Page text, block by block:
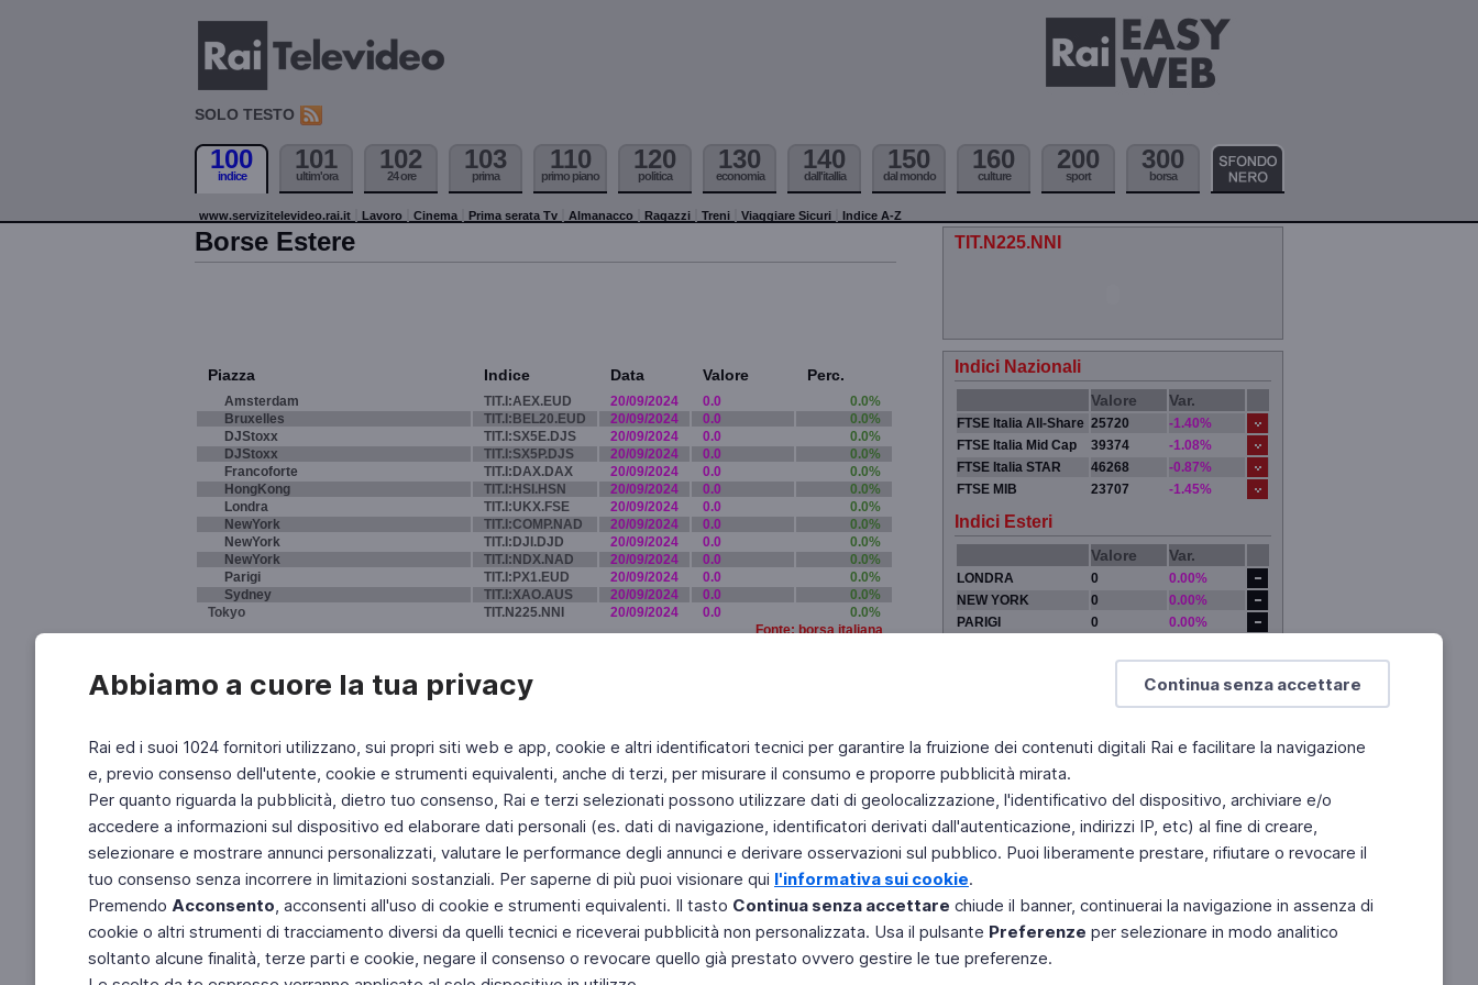
Continua senza accettare
Abbiamo a cuore la tua privacy
Rai ed i suoi 1024 fornitori utilizzano, sui propri siti web e app, cookie e altri identificatori tecnici per garantire la fruizione dei contenuti digitali Rai e facilitare la navigazione
e, previo consenso dell'utente, cookie e strumenti equivalenti, anche di terzi, per misurare il consumo e proporre pubblicità mirata.
Per quanto riguarda la pubblicità, dietro tuo consenso, Rai e terzi selezionati possono utilizzare dati di geolocalizzazione, l'identificativo del dispositivo, archiviare e/o
accedere a informazioni sul dispositivo ed elaborare dati personali (es. dati di navigazione, identificatori derivati dall'autenticazione, indirizzi IP, etc) al fine di creare,
selezionare e mostrare annunci personalizzati, valutare le performance degli annunci e derivare osservazioni sul pubblico. Puoi liberamente prestare, rifiutare o revocare il
tuo consenso senza incorrere in limitazioni sostanziali. Per saperne di più puoi visionare qui l'informativa sui cookie.
Premendo Acconsento, acconsenti all'uso di cookie e strumenti equivalenti. Il tasto Continua senza accettare chiude il banner, continuerai la navigazione in assenza di
cookie o altri strumenti di tracciamento diversi da quelli tecnici e riceverai pubblicità non personalizzata. Usa il pulsante Preferenze per selezionare in modo analitico
soltanto alcune finalità, terze parti e cookie, negare il consenso o revocare quello già prestato ovvero gestire le tue preferenze.
SOLO TESTO
100
indice
101
ultim'ora
102
24 ore
103
prima
110
primo piano
120
politica
130
economia
140
dall'itallia
150
dal mondo
160
culture
200
sport
300
borsa
www.servizitelevideo.rai.it Lavoro Cinema Prima serata Tv Almanacco Ragazzi Treni Viaggiare Sicuri Indice A-Z
Borse Estere
Piazza Indice Data Valore Perc.
Amsterdam TIT.I:AEX.EUD 20/09/2024 0.0
0.0%
Bruxelles
TIT.I:BEL20.EUD 20/09/2024 0.0
0.0%
DJStoxx
TIT.I:SX5E.DJS 20/09/2024 0.0
0.0%
DJStoxx
TIT.I:SX5P.DJS 20/09/2024 0.0
0.0%
Francoforte
TIT.I:DAX.DAX 20/09/2024 0.0
0.0%
HongKong
TIT.I:HSI.HSN 20/09/2024 0.0
0.0%
Londra
TIT.I:UKX.FSE 20/09/2024 0.0
0.0%
NewYork
TIT.I:COMP.NAD 20/09/2024 0.0
0.0%
NewYork
TIT.I:DJI.DJD 20/09/2024 0.0
0.0%
NewYork
TIT.I:NDX.NAD 20/09/2024 0.0
0.0%
Parigi
TIT.I:PX1.EUD 20/09/2024 0.0
0.0%
Sydney
TIT.I:XAO.AUS 20/09/2024 0.0
0.0%
Tokyo
TIT.N225.NNI 20/09/2024 0.0
0.0%
Fonte: borsa italiana
TIT.N225.NNI
Indici Nazionali
Valore Var.
FTSE Italia All-Share 25720
-1.40%
FTSE Italia Mid Cap
39374
-1.08%
FTSE Italia STAR
46268
-0.87%
FTSE MIB
23707 -1.45%
Indici Esteri
Valore Var.
LONDRA 0
0.00%
NEW YORK
0
0.00%
PARIGI
0
0.00%
Fai di Televideo la tua Home Page Chi Siamo
Copyright © 2011 Rai - Tutti i diritti riservati
Engineered by RAI - Reti e Piattaforme